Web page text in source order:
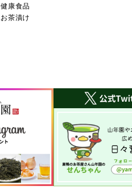
健康食品
お茶漬け